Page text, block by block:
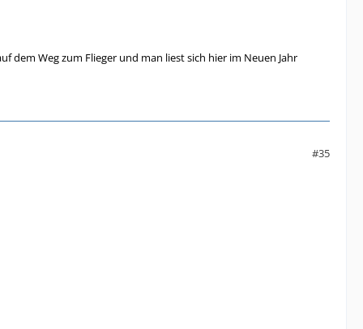
dem Weg zum Flieger und man liest sich hier im Neuen Jahr
#35